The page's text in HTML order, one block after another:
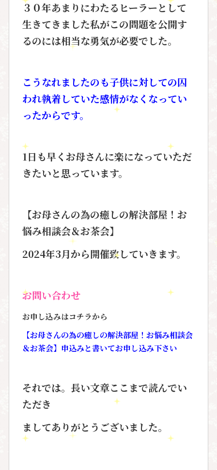
３０年あまりにわたるヒーラーとして
生きてきました私がこの問題を公開す
るのには相当な勇気が必要でした。
こうなれましたのも子供に対しての囚
われ執着していた感情がなくなってい
ったからです。
1日も早くお母さんに楽になっていただ
きたいと思っています。
【お母さんの為の癒しの解決部屋！お
悩み相談会＆お茶会】
2024年3月から開催致していきます。
お問い合わせ
お申し込みはコチラから
【お母さんの為の癒しの解決部屋！お悩み相談会
＆お茶会】申込みと書いてお申し込み下さい
それでは。長い文章ここまで読んでい
ただき
ましてありがとうございました。